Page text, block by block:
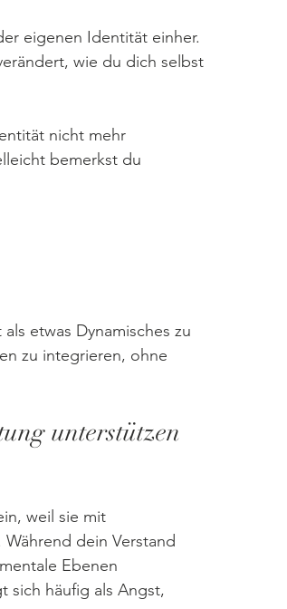
eigenen Identität einher.
wie du dich selbst
nicht mehr
bemerkst du
etwas Dynamisches zu
zu integrieren, ohne
unterstützen
weil sie mit
dein Verstand
Ebenen
sich häufig als Angst,